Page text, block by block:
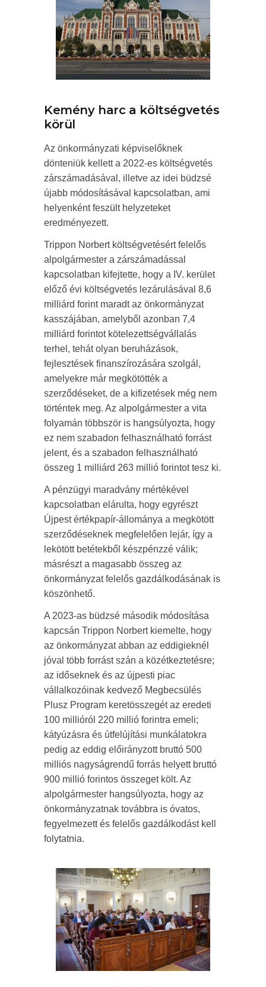
Kemény harc a költségvetés
körül
Az önkormányzati képviselőknek
dönteniük kellett a 2022-es költségvetés
zárszámadásával, illetve az idei büdzsé
újabb módosításával kapcsolatban, ami
helyenként feszült helyzeteket
eredményezett.
Trippon Norbert költségvetésért felelős
alpolgármester a zárszámadással
kapcsolatban kifejtette, hogy a IV. kerület
előző évi költségvetés lezárulásával 8,6
milliárd forint maradt az önkormányzat
kasszájában, amelyből azonban 7,4
milliárd forintot kötelezettségvállalás
terhel, tehát olyan beruházások,
fejlesztések finanszírozására szolgál,
amelyekre már megkötötték a
szerződéseket, de a kifizetések még nem
történtek meg. Az alpolgármester a vita
folyamán többször is hangsúlyozta, hogy
ez nem szabadon felhasználható forrást
jelent, és a szabadon felhasználható
összeg 1 milliárd 263 millió forintot tesz ki.
A pénzügyi maradvány mértékével
kapcsolatban elárulta, hogy egyrészt
Újpest értékpapír-állománya a megkötött
szerződéseknek megfelelően lejár, így a
lekötött betétekből készpénzzé válik;
másrészt a magasabb összeg az
önkormányzat felelős gazdálkodásának is
köszönhető.
A 2023-as büdzsé második módosítása
kapcsán Trippon Norbert kiemelte, hogy
az önkormányzat abban az eddigieknél
jóval több forrást szán a közétkeztetésre;
az időseknek és az újpesti piac
vállalkozóinak kedvező Megbecsülés
Plusz Program keretösszegét az eredeti
100 millióról 220 millió forintra emeli;
kátyúzásra és útfelújítási munkálatokra
pedig az eddig előirányzott bruttó 500
milliós nagyságrendű forrás helyett bruttó
900 millió forintos összeget költ. Az
alpolgármester hangsúlyozta, hogy az
önkormányzatnak továbbra is óvatos,
fegyelmezett és felelős gazdálkodást kell
folytatnia.